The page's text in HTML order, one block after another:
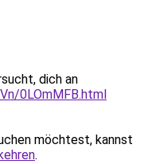
dich an
0LOmMFB.html
möchtest, kannst
.